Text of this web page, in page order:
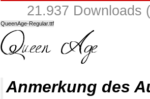
21.937 Downloads
QueenAge-Regular.ttf
Anmerkung des